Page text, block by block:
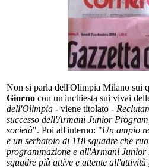
Non si parla dell'Olimpia Milano sui
Giorno con un'inchiesta sui vivai
dell'Olimpia - viene titolato -
successo dell'Armani Junior
società". Poi all'interno: "Un ampio
e un serbatoio di 118 squadre che
programmazione e all'Armani
squadre più attive e attente